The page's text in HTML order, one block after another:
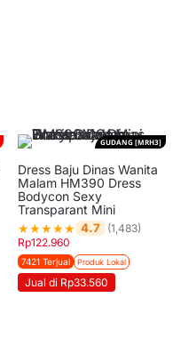
GUDANG [MRH3]
Dress Baju Dinas Wanita
Malam HM390 Dress
Bodycon Sexy
Transparant Mini
★★★★★ 4.7
(1,483)
Rp122.960
7421 Terjual Produk Lokal
Jual di Rp33.560